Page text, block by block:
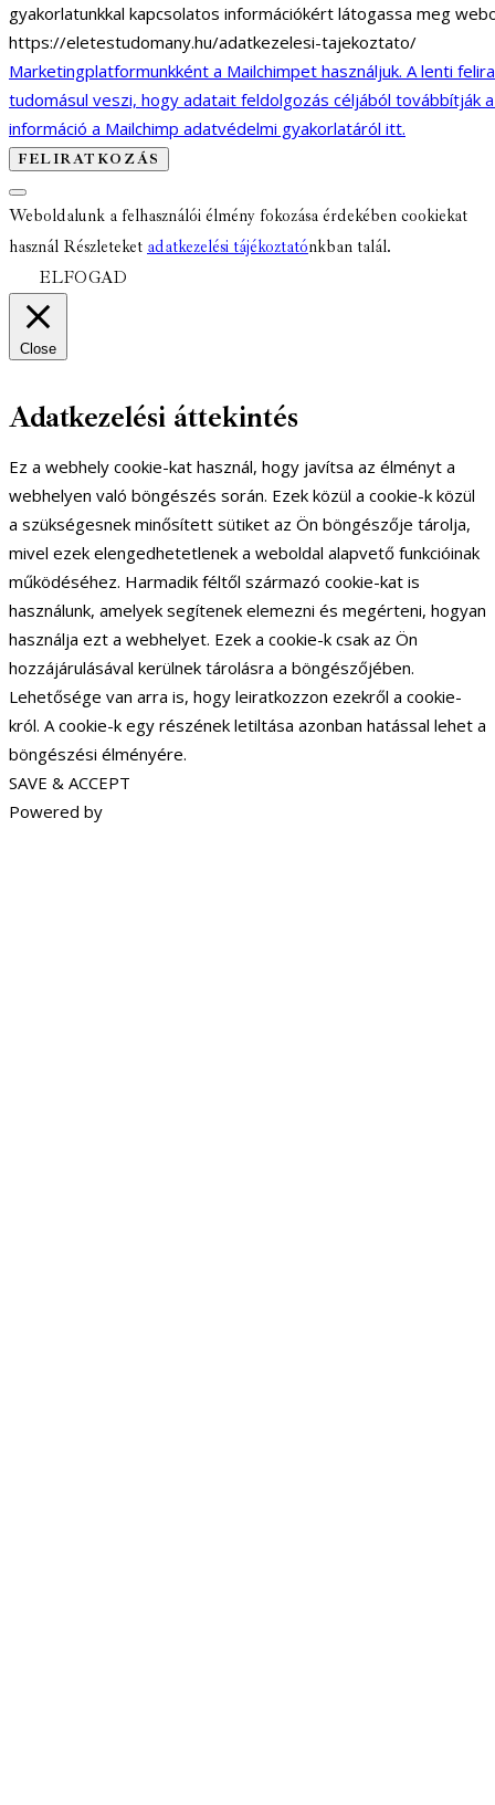
gyakorlatunkkal kapcsolatos információkért látogassa meg
https://eletestudomany.hu/adatkezelesi-tajekoztato/
Marketingplatformunkként a Mailchimpet használjuk. A lenti
tudomásul veszi, hogy adatait feldolgozás céljából továbbítják
információ a Mailchimp adatvédelmi gyakorlatáról itt.
Weboldalunk a felhasználói élmény fokozása érdekében cookiekat
használ Részleteket adatkezelési tájékoztatónkban talál.
ELFOGAD
Close
Adatkezelési áttekintés
Ez a webhely cookie-kat használ, hogy javítsa az élményt a
webhelyen való böngészés során. Ezek közül a cookie-k közül
a szükségesnek minősített sütiket az Ön böngészője tárolja,
mivel ezek elengedhetetlenek a weboldal alapvető funkcióinak
működéséhez. Harmadik féltől származó cookie-kat is
használunk, amelyek segítenek elemezni és megérteni, hogyan
használja ezt a webhelyet. Ezek a cookie-k csak az Ön
hozzájárulásával kerülnek tárolásra a böngészőjében.
Lehetősége van arra is, hogy leiratkozzon ezekről a cookie-
król. A cookie-k egy részének letiltása azonban hatással lehet a
böngészési élményére.
SAVE & ACCEPT
Powered by